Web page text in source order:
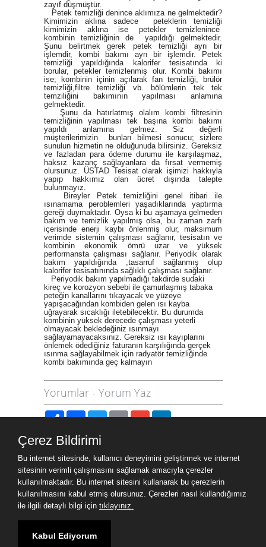
zayıf düşmüştür.
Petek temizliği denince aklımıza ne gelmektedir?
Kimimizin aklına sadece peteklerin temizliği
kimimizin aklına ise petekler temizlenince
kombinin temizliğinin de yapıldığı gelmektedir.
Şunu belirtmek gerek petek temizliği ayrı bir
işlemdir, kombi bakımı ayrı bir işlemdir. Petek
temizliği yapıldığında kalorifer tesisatında ki
borular, petekler temizlenmiş olur. Kombi bakımı
ise; kombinin içinin açılarak fan temizliği, brülör
temizliği,filtre temizliği vb. bölümlerin tek tek
temziliğini bakımının yapılması anlamına
gelmektedir.
Şunu da hatırlatmış olalım kombi filtresinin
temizliğinin yapılması tek başına kombi bakımı
yapıldı anlamına gelmez. Siz değerli
müşterilerimizin bunları bilmesi sonucu; sizlere
sunulun hizmetin ne olduğunuda bilirsiniz. Gereksiz
ve fazladan para ödeme durumu ile karşılaşmaz,
haksız kazanç sağlayanlara da fırsat vermemiş
olursunuz. ÜSTAD Tesisat olarak işimizi hakkıyla
yapıp hakkımız olan ücret dışında talepte
bulunmayız.
Bireyler Petek temizliğini genel itibari ile
ısınamama peroblemleri yaşadıklarında yaptırma
gereği duymaktadır. Oysa ki bu aşamaya gelmeden
bakım ve temizlik yapılmış olsa, bu zaman zarfı
içerisinde enerji kaybı önlenmiş olur, maksimum
verimde sistemin çalışması sağlanır, tesisatın ve
kombinin ekonomik ömrü uzar ve yüksek
performansta çalışması sağlanır. Periyodik olarak
bakım yapıldığında ,tasarruf sağlanmış olup
kalorifer tesisatınında sağlıklı çalışması sağlanır.
Periyodik bakım yapılmadığı takdirde sudaki
kireç ve korozyon sebebi ile çamurlaşmış tabaka
peteğin kanallarını tıkayacak ve yüzeye
yapışacağından kombiden gelen ısı kayba
uğrayarak sıcaklığı iletebilecektir. Bu durumda
kombinin yüksek derecede çalışması yeterli
olmayacak bekledeğiniz ısınmayı
sağlayamayacaksınız. Gereksiz ısı kayıplarını
önlemek ödediğiniz faturanın karşılığında gerçek
ısınma sağlayabilmek için radyatör temizliğinde
kombi bakımında geç kalmayın
Yorumlar - Yorum Yaz
PaylaşFacebook
TwitterEmailGmailLinkedIn
Site Haritası
Site Haritası
Ziyaret Bilgileri
Aktif Ziyaretçi 5
Bugün Toplam
Çerez Bildirimi
Bu internet sitesinde, kullanıcı deneyimini geliştirmek ve internet
sitesinin verimli çalışmasını sağlamak amacıyla çerezler
kullanılmaktadır. Bu internet sitesini kullanarak bu çerezlerin
kullanılmasını kabul etmiş olursunuz. Çerezleri nasıl kullandığımız
ile ilgili detaylı bilgi için tıklayınız.
Kabul Ediyorum